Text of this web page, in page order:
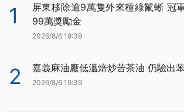
1
屏東移除逾9萬隻外來種綠鬣蜥 冠
99萬獎勵金
2026/8/6 19:39
2 嘉義麻油廠低溫焙炒苦茶油 仍驗出
2026/8/6 19:39